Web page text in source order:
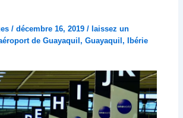
/décembre 16, 2019/ laissez un
de Guayaquil,Guayaquil, Ibérie